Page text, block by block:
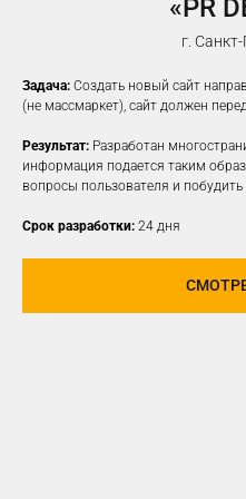
«PR
г.
Задача: Создать новый сайт
(не массмаркет), сайт должен
Результат: Разработан
информация подается таким
вопросы пользователя и побудить
Срок разработки: 24 дня
РЕКЛАМУ НА